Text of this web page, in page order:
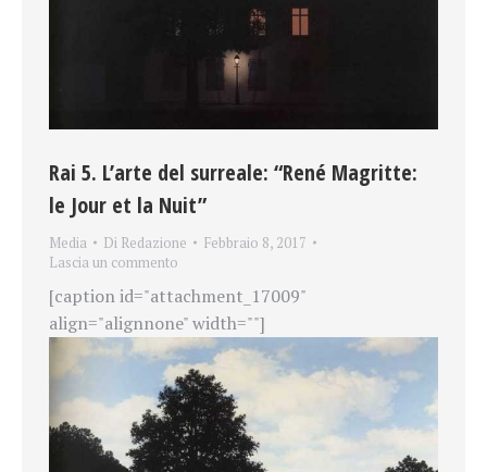
Rai 5. L’arte del surreale: “René Magritte:
le Jour et la Nuit”
Media Di Redazione
Febbraio 8, 2017
Lascia un commento
[caption id="attachment_17009"
align="alignnone" width=""]